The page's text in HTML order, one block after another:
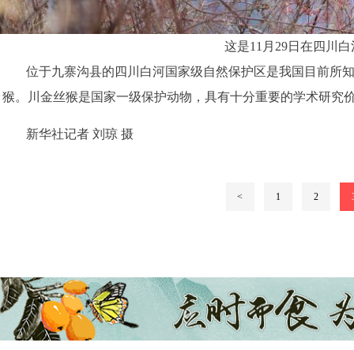
这是11月29日在四川
位于九寨沟县的四川白河国家级自然保护区是我国目前所
猴。川金丝猴是国家一级保护动物，具有十分重要的学术研究
新华社记者 刘琼 摄
< 1 2